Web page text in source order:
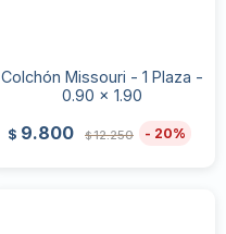
Colchón Missouri - 1 Plaza -
0.90 x 1.90
$ 9.800 $12.250 20